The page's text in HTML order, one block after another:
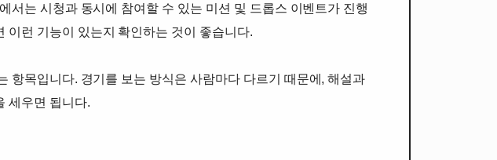
서는 시청과 동시에 참여할 수 있는 미션 및 드롭스 이벤트가 진행
이런 기능이 있는지 확인하는 것이 좋습니다.
항목입니다. 경기를 보는 방식은 사람마다 다르기 때문에, 해설과
세우면 됩니다.